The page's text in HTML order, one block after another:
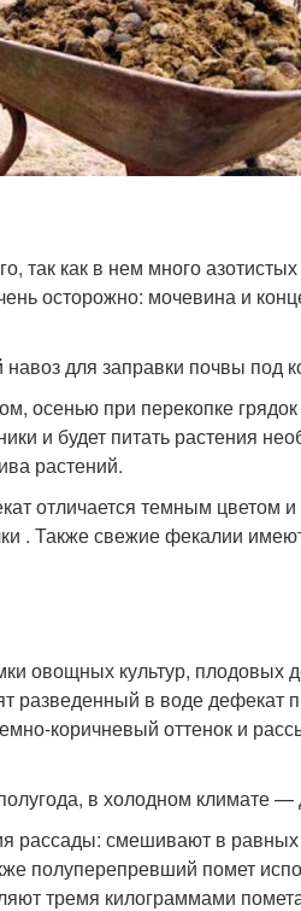
так как в нем много
осторожно: мочевина и
для заправки почвы под
осенью при перекопке
и будет питать растения
растений.
отличается темным цветом
. Также свежие фекалии
овощных культур, плодовых
разведенный в воде дефекат
коричневый оттенок и
в холодном климате —
рассады: смешивают в равных
полуперепревший помет
тремя килограммами